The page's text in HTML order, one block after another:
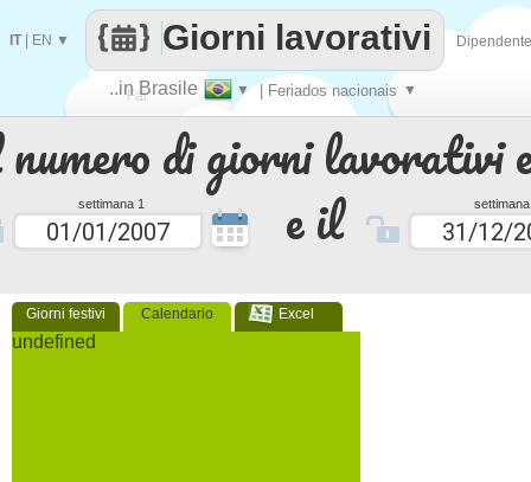
di giorni lavorativi
settimana 1 e il
Giorni festivi Calendario Excel
undefined
Fai
contare
..in Brasile ▼ | Feriados nacionais ▼
Giorni lavorativi
IT| EN ▼